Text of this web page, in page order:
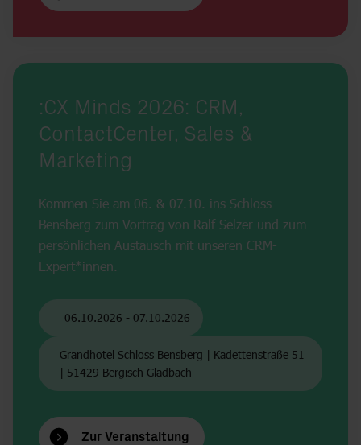
:CX Minds 2026: CRM,
ContactCenter, Sales &
Marketing
Kommen Sie am 06. & 07.10. ins Schloss
Bensberg zum Vortrag von Ralf Selzer und zum
persönlichen Austausch mit unseren CRM-
Expert*innen.
06.10.2026 - 07.10.2026
Grandhotel Schloss Bensberg | Kadettenstraße 51
| 51429 Bergisch Gladbach
Zur Veranstaltung